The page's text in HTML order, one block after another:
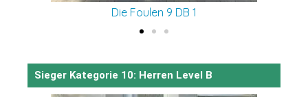
Die Foulen 9 DB 1
Sieger Kategorie 10: Herren Level B